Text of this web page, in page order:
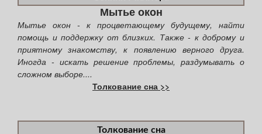
Мытье окон
Мытье окон - к процветающему будущему, найти
помощь и поддержку от близких. Также - к доброму и
приятному знакомству, к появлению верного друга.
Иногда - искать решение проблемы, раздумывать о
сложном выборе....
Толкование сна >>
Толкование сна